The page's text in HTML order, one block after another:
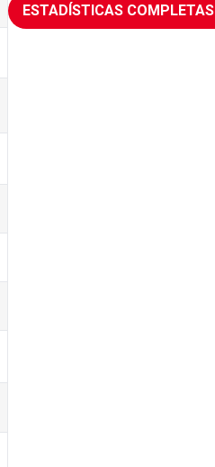
ESTADÍSTICAS COMPLETAS